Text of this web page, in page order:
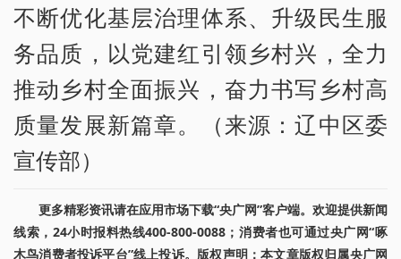
不断优化基层治理体系、升级民生服
务品质，以党建红引领乡村兴，全力
推动乡村全面振兴，奋力书写乡村高
质量发展新篇章。（来源：辽中区委
宣传部）
更多精彩资讯请在应用市场下载“央广网”客户端。欢迎提供新闻
线索，24小时报料热线400-800-0088；消费者也可通过央广网“啄
木鸟消费者投诉平台”线上投诉。版权声明：本文章版权归属央广网